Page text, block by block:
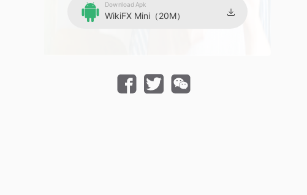
Download Apk
WikiFX Mini（20M）